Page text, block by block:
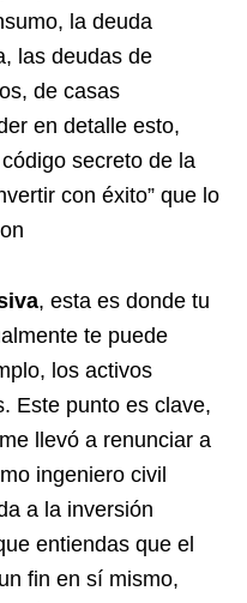
la deuda
las deudas de
de casas
en detalle esto,
secreto de la
con éxito” que lo
, esta es donde tu
te puede
los activos
Este punto es clave,
llevó a renunciar a
ingeniero civil
a la inversión
entiendas que el
fin en sí mismo,